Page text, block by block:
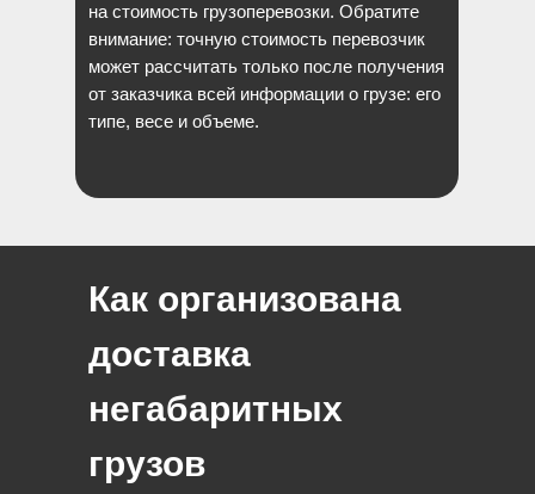
на стоимость грузоперевозки. Обратите
внимание: точную стоимость перевозчик
может рассчитать только после получения
от заказчика всей информации о грузе: его
типе, весе и объеме.
Как организована
доставка
негабаритных
грузов